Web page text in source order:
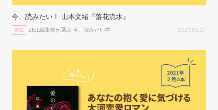
今、読みたい！ 山本文緒『落花流水』
連載 ZIEL編集部が選ぶ 今、読みたい本 2021.02.27